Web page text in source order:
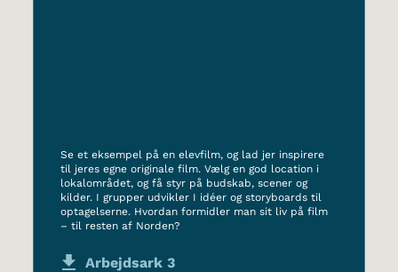
Se et eksempel på en elevfilm, og lad jer inspirere
til jeres egne originale film. Vælg en god location i
lokalområdet, og få styr på budskab, scener og
kilder. I grupper udvikler I idéer og storyboards til
optagelserne. Hvordan formidler man sit liv på film
– til resten af Norden?
Arbejdsark 3